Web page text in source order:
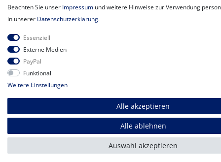
Beachten Sie unser Impressum und weitere Hinweise zur Verwendung
in unserer Daten­schutz­erklärung.
Essenziell
Externe Medien
PayPal
Funktional
Weitere Einstellungen
Alle akzeptieren
Alle ablehnen
Auswahl akzeptieren